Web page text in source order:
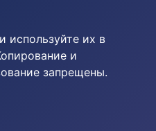
используйте их в
и
запрещены.